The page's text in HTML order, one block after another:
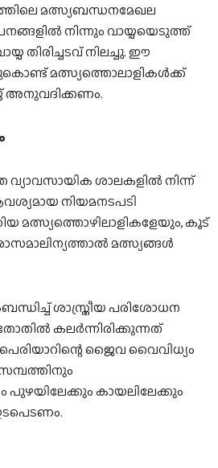
മത്സ്യബന്ധനമേഖല
നിന്നും വായ്പയെടുത്ത്
തിരിച്ചടവ് നിലച്ചു. ഈ
മത്സ്യത്തൊലാളികള്‍ക്ക്
അനുവദിക്കണം.
വ്യാവസായിക ശാലകളില്‍ നിന്ന്
നിയമനടപടി
മത്സ്യത്തൊഴിലാളികളേയും, കൂട്
മത്സ്യങ്ങള്‍
ശാസ്ത്രീയ പരിശോധന
കലര്‍ന്നിരിക്കുന്നത്
ജൈവ വൈവിധ്യം
പുഴയിലേക്കും കായലിലേക്കും